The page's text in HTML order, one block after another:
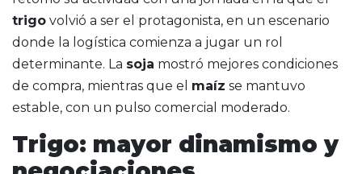
trigo volvió a ser el protagonista, en un escenario
donde la logística comienza a jugar un rol
determinante. La soja mostró mejores condiciones
de compra, mientras que el maíz se mantuvo
estable, con un pulso comercial moderado.
Trigo: mayor dinamismo y